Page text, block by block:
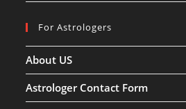
For Astrologers
About US
Astrologer Contact Form